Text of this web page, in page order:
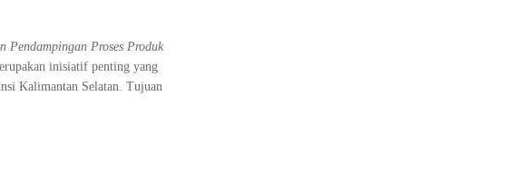
Pendampingan Proses Produk
inisiatif penting yang
Kalimantan Selatan. Tujuan